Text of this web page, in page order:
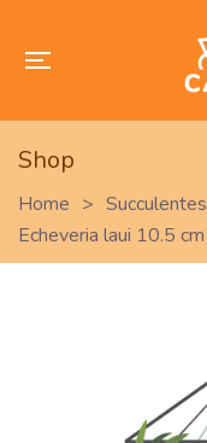
Shop
Home > Succulentes
Echeveria laui 10.5 cm